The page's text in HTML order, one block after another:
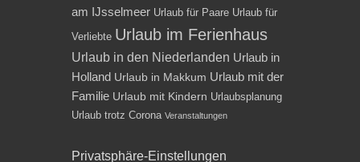
am IJsselmeer Urlaub für Paare Urlaub für
Verliebte Urlaub im Ferienhaus
Urlaub in den Niederlanden Urlaub in
Holland Urlaub in Makkum Urlaub mit der
Familie Urlaub mit Kindern Urlaubsplanung
Urlaub trotz Corona Veranstaltungen
Privatsphäre-Einstellungen